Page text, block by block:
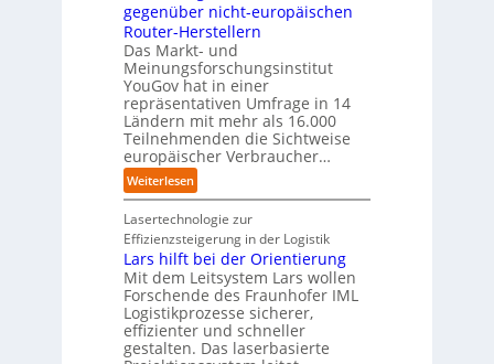
u
u
t
o
m
a
t
i
s
i
e
r
u
n
g
s
l
ö
s
u
k
u
n
f
t
d
e
r
I
n
d
s
t
r
i
e
a
u
a
t
r
i
t
t
I
n
d
u
t
r
i
a
l
B
v
e
r
s
a
l
A
u
t
o
m
a
t
i
o
n
.
O
gegenüber nicht-europäischen
Router-Herstellern
Das Markt- und
Meinungsforschungsinstitut
YouGov hat in einer
repräsentativen Umfrage in 14
Ländern mit mehr als 16.000
Teilnehmenden die Sichtweise
europäischer Verbraucher…
Weiterlesen:
S
t
u
d
i
e
z
e
Lasertechnologie zur
Effizienzsteigerung in der Logistik
Lars hilft bei der Orientierung
Mit dem Leitsystem Lars wollen
Forschende des Fraunhofer IML
Logistikprozesse sicherer,
effizienter und schneller
gestalten. Das laserbasierte